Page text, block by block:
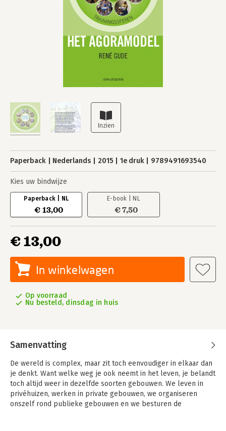
Paperback Nederlands 2015 1e druk 9789491693540
Kies uw bindwijze
Paperback | NL
€ 13,00
E-book | NL
€ 7,50
€ 13,00
In winkelwagen
Op voorraad
Nu besteld, dinsdag in huis
Samenvatting
De wereld is complex, maar zit toch eenvoudiger in elkaar dan
je denkt. Want welke weg je ook neemt in het leven, je belandt
toch altijd weer in dezelfde soorten gebouwen. We leven in
privéhuizen, werken in private gebouwen, we organiseren
onszelf rond publieke gebouwen en we besturen de